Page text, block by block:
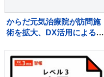
からだ元気治療院が訪問施
術を拡大、DX活用による見